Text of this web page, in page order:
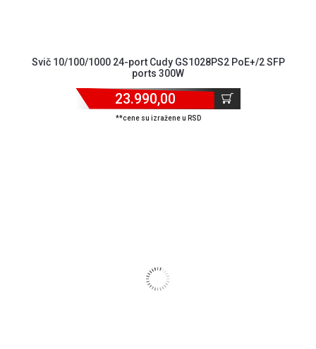
Svič 10/100/1000 24-port Cudy GS1028PS2 PoE+/2 SFP
ports 300W
23.990,00
**cene su izražene u RSD